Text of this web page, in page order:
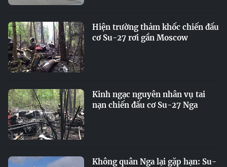
Hiện trường thảm khốc chiến đấu
cơ Su-27 rơi gần Moscow
Kinh ngạc nguyên nhân vụ tai
nạn chiến đấu cơ Su-27 Nga
Không quân Nga lại gặp hạn: Su-